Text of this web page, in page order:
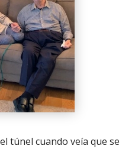
túnel cuando veía que se